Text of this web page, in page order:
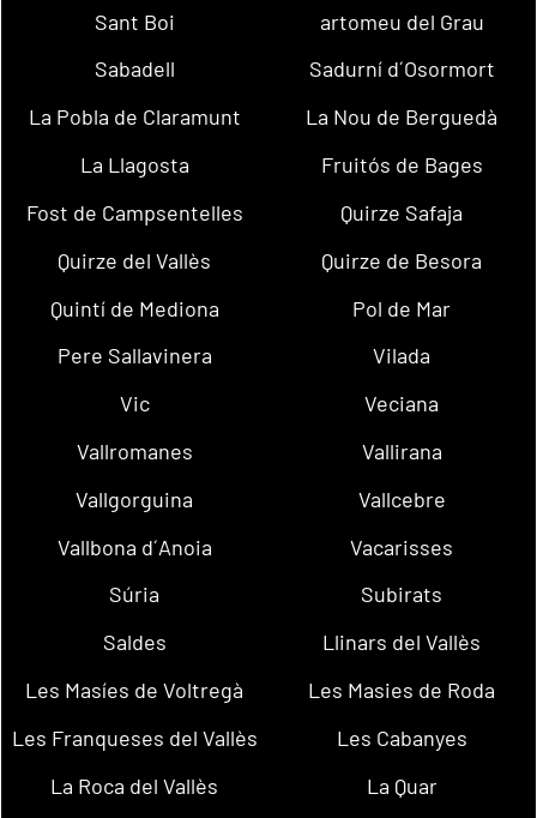
Sant Boi
artomeu del Grau
Sabadell
Sadurní d´Osormort
La Pobla de Claramunt
La Nou de Berguedà
La Llagosta
Fruitós de Bages
Fost de Campsentelles
Quirze Safaja
Quirze del Vallès
Quirze de Besora
Quintí de Mediona
Pol de Mar
Pere Sallavinera
Vilada
Vic
Veciana
Vallromanes
Vallirana
Vallgorguina
Vallcebre
Vallbona d´Anoia
Vacarisses
Súria
Subirats
Saldes
Llinars del Vallès
Les Masíes de Voltregà
Les Masies de Roda
Les Franqueses del Vallès
Les Cabanyes
La Roca del Vallès
La Quar